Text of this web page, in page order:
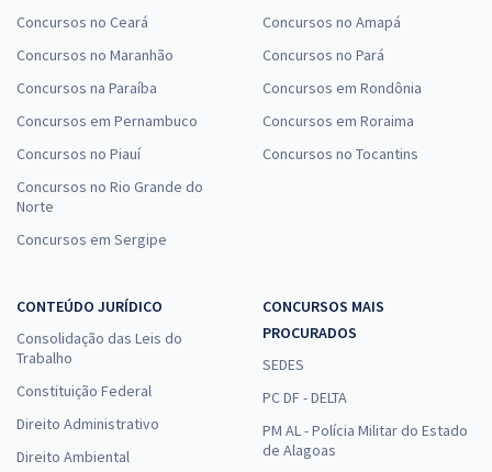
Concursos no Ceará
Concursos no Maranhão
Concursos na Paraíba
Concursos em Pernambuco
Concursos no Piauí
Concursos no Rio Grande do
Norte
Concursos em Sergipe
Concursos no Amapá
Concursos no Pará
Concursos em Rondônia
Concursos em Roraima
Concursos no Tocantins
CONTEÚDO JURÍDICO
Consolidação das Leis do
Trabalho
Constituição Federal
Direito Administrativo
Direito Ambiental
CONCURSOS MAIS
PROCURADOS
SEDES
PC DF - DELTA
PM AL - Polícia Militar do Estado
de Alagoas